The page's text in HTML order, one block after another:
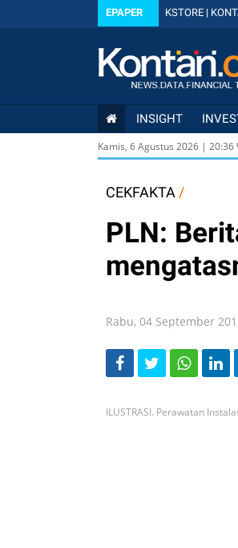
EPAPER KSTORE |
INSIGHT
Kamis, 6 Agustus 2026 | 20:36
CEKFAKTA /
PLN:
Rabu, 04 September
ILUSTRASI. Perawatan